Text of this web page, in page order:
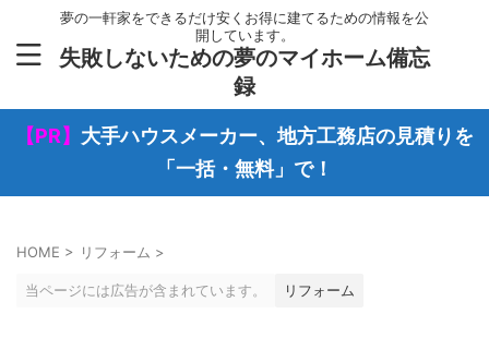
夢の一軒家をできるだけ安くお得に建てるための情報を公
開しています。
失敗しないための夢のマイホーム備忘
録
【PR】 大手ハウスメーカー、地方工務店の見積りを
「一括・無料」で！
HOME > リフォーム >
当ページには広告が含まれています。 リフォーム